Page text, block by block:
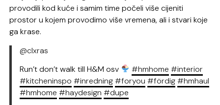
provodili kod kuće i samim time počeli više cijeniti
prostor u kojem provodimo više vremena, ali i stvari koje
ga krase.
@clxras
Run’t don’t walk till H&M osv
#hmhome #interior
#kitcheninspo #inredning#foryou #fördig#hmhaul
#hmhome #haydesign #dupe